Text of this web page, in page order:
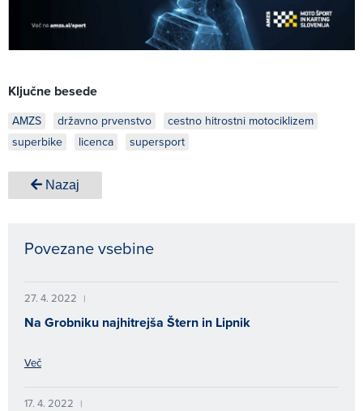
Ključne besede
AMZS državno prvenstvo
cestno hitrostni motociklizem
superbike
licenca supersport
Nazaj
Povezane vsebine
27. 4. 2022 |
Na Grobniku najhitrejša Štern in Lipnik
Več
17. 4. 2022 |